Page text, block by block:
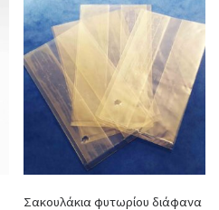
Σακουλάκια φυτωρίου διάφανα